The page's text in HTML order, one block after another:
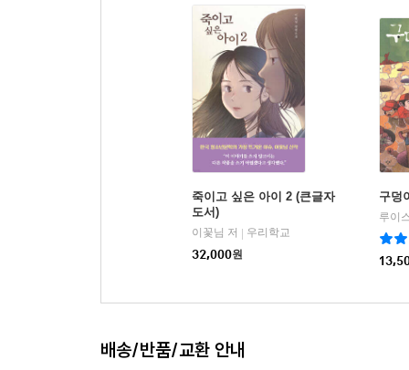
죽이고 싶은 아이 2 (큰글자
도서)
이꽃님 저
우리학교
32,000원
구덩
루이
배송/반품/교환 안내